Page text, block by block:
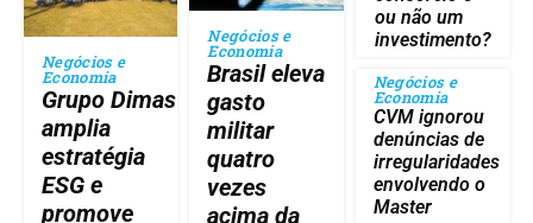
Negócios e
Economia
Grupo Dimas
amplia
estratégia
ESG e
promove
Negócios e
Economia
Brasil eleva
gasto
militar
quatro
vezes
acima da
ou não um
investimento?
Negócios e
Economia
CVM ignorou
denúncias de
irregularidades
envolvendo o
Master